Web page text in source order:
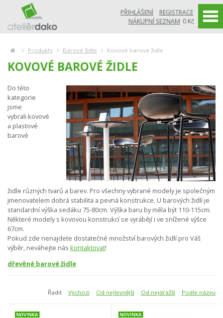
PŘIHLÁŠENÍ
REGISTRACE
NÁKUPNÍ SEZNAM 0 Kč
Produkty Barové židle Kovové barové židle
KOVOVÉ BAROVÉ ŽIDLE
Do této
kategorie
jsme
vybrali kovové
a plastové
barové
židle různých tvarů a barev. Pro všechny vybrané modely je společným
jmenovatelem dobrá stabilita a pevná konstrukce. U barových židlí je
standardní výška sedáku 75-80cm. Výška baru by měla být 110-115cm.
Některé modely s kovovou konstrukcí se vyrábějí i ve snížené výšce
67cm.
Pokud zde nenajdete dostatečné množství barových židlí pro Váš
výběr, neváhejte nás kontaktovat!
dřevěné barové židle
Řadit Výchozí Od nejlevnější Od nejdražší Podle názvu